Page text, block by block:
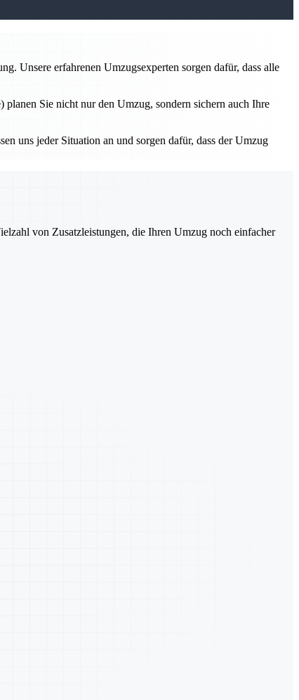
Unsere erfahrenen Umzugsexperten sorgen dafür, dass alle
Sie nicht nur den Umzug, sondern sichern auch Ihre
uns jeder Situation an und sorgen dafür, dass der Umzug
von Zusatzleistungen, die Ihren Umzug noch einfacher